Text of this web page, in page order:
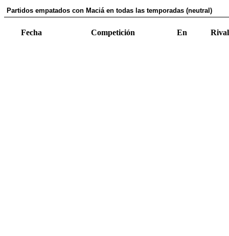
Partidos empatados con Maciá en todas las temporadas (neutral)
Fecha Competición En Rival